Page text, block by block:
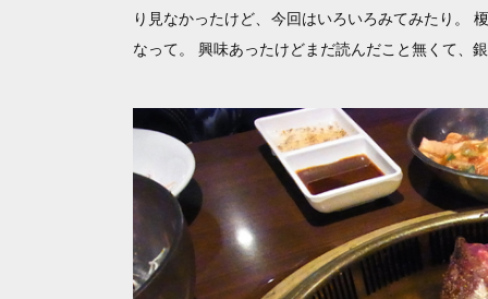
り見なかったけど、今回はいろいろみてみたり。
なって。 興味あったけどまだ読んだこと無くて、